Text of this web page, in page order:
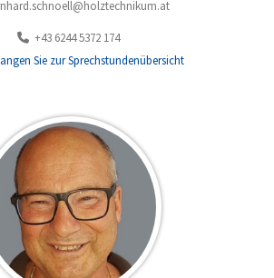
+43 6244 5372 174
Sie zur Sprechstundenübersicht